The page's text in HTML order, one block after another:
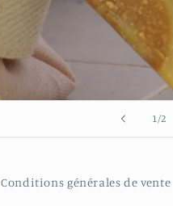
1/de
2
Conditions générales de vente